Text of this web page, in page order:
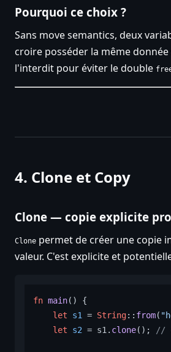
Pourquoi ce choix ?
Sans move semantics, deux
croire posséder la même donnée
l'interdit pour éviter le double
4. Clone et Copy
Clone — copie explicite
Clone permet de créer une copie
valeur. C'est explicite et
fn main() {
let
s1 = String:: from(
let
s2 = s1. clone(); //